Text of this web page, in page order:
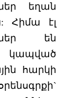
եղան
Հիմա էլ
են
հարկի